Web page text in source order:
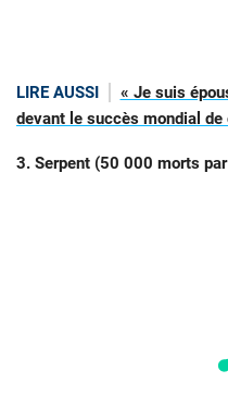
LIRE AUSSI
« Je suis
devant le succès mondial de
3. Serpent (50 000 morts